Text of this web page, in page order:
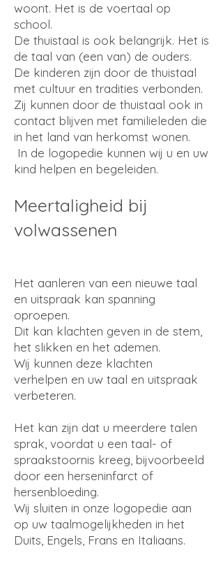
woont. Het is de voertaal op
school.
De thuistaal is ook belangrijk. Het is
de taal van (een van) de ouders.
De kinderen zijn door de thuistaal
met cultuur en tradities verbonden.
Zij kunnen door de thuistaal ook in
contact blijven met familieleden die
in het land van herkomst wonen.
In de logopedie kunnen wij u en uw
kind helpen en begeleiden.
Meertaligheid bij
volwassenen
Het aanleren van een nieuwe taal
en uitspraak kan spanning
oproepen.
Dit kan klachten geven in de stem,
het slikken en het ademen.
Wij kunnen deze klachten
verhelpen en uw taal en uitspraak
verbeteren.
Het kan zijn dat u meerdere talen
sprak, voordat u een taal- of
spraakstoornis kreeg, bijvoorbeeld
door een herseninfarct of
hersenbloeding.
Wij sluiten in onze logopedie aan
op uw taalmogelijkheden in het
Duits, Engels, Frans en Italiaans.